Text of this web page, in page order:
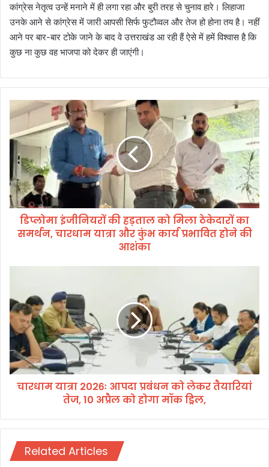
कांग्रेस नेतृत्व उन्हें मनाने में ही लगा रहा और बुरी तरह से चुनाव हारे। लिहाजा
उनके आने से कांग्रेस में जारी आपसी सिर्फ फुटौव्वल और तेज हो होना तय है। नहीं
आने पर बार-बार टोके जाने के बाद वे उत्तराखंड आ रही हैं ऐसे में हमें विश्वास है कि
कुछ ना कुछ वह भाजपा को देकर ही जाएंगी।
प्लो
मा
इं
नि
य
रों
की
ठे
के
दा
का
स
,
धा
डिप्लोमा इंजीनियरों की हड़ताल को मिला ठेकेदारों का
समर्थन, चारधाम यात्रा और कुंभ कार्य प्रभावित होने की
आशंका
धा
म
या
त्रा
2
0
2
ध
चारधाम यात्रा 2026ः आपदा प्रबंधन को लेकर तैयारियां
तेज, 10 अप्रैल को होगा मॉक ड्रिल,
Related Articles